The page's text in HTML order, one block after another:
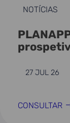
NOTÍCIAS
27 JUL 26
CONSULTAR